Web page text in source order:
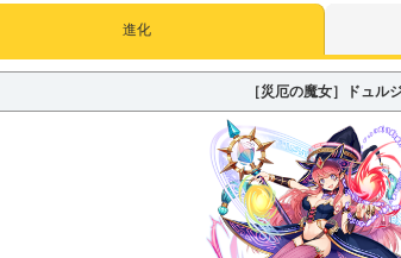
進化
［災厄の魔女］ドュル